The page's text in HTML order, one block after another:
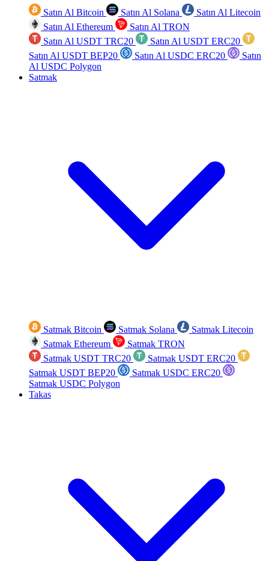
Satın Al Bitcoin Satın Al Solana
Satın Al Litecoin
Satın Al Ethereum
Satın Al TRON
Satın Al USDT TRC20
Satın Al USDT ERC20
Satın Al USDT BEP20
Satın Al USDC ERC20
Satın
Al USDC Polygon
Satmak
Satmak Bitcoin Satmak Solana
Satmak Litecoin
Satmak Ethereum
Satmak TRON
Satmak USDT TRC20
Satmak USDT ERC20
Satmak USDT BEP20
Satmak USDC ERC20
Satmak USDC Polygon
Takas